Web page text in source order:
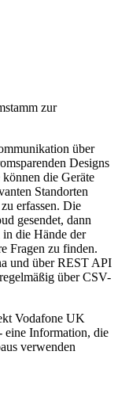
über
Designs
die Geräte
Standorten
erfassen. Die
gesendet, dann
die Hände der
Fragen zu finden.
und über REST API
über CSV-
Vodafone UK
eine Information, die
verwenden